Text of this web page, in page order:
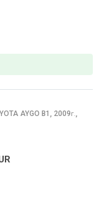
AYGO B1, 2009г.